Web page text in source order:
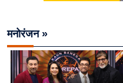
मनोरंजन »